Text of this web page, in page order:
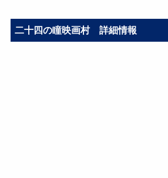
二十四の瞳映画村 詳細情報